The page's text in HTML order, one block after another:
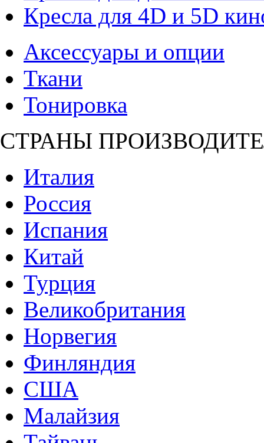
Кресла для 4D и 5D
Аксессуары и опции
Ткани
Тонировка
СТРАНЫ
Италия
Россия
Испания
Китай
Турция
Великобритания
Норвегия
Финляндия
США
Малайзия